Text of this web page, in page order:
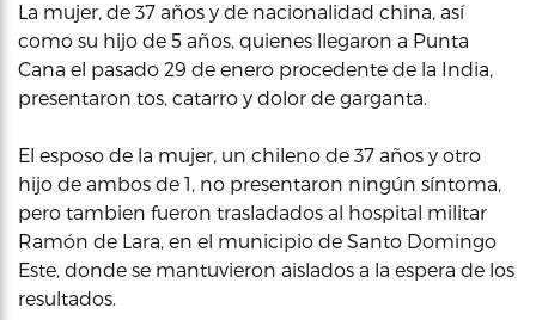
La mujer, de 37 años y de nacionalidad china, así
como su hijo de 5 años, quienes llegaron a Punta
Cana el pasado 29 de enero procedente de la India,
presentaron tos, catarro y dolor de garganta.
El esposo de la mujer, un chileno de 37 años y otro
hijo de ambos de 1, no presentaron ningún síntoma,
pero tambien fueron trasladados al hospital militar
Ramón de Lara, en el municipio de Santo Domingo
Este, donde se mantuvieron aislados a la espera de los
resultados.